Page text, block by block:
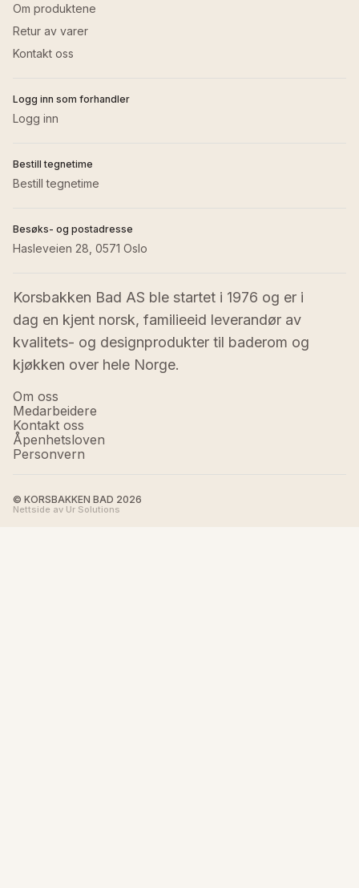
Om produktene
Retur av varer
Kontakt oss
Logg inn som forhandler
Logg inn
Bestill tegnetime
Bestill tegnetime
Besøks- og postadresse
Hasleveien 28, 0571 Oslo
Korsbakken Bad AS ble startet i 1976 og er i
dag en kjent norsk, familieeid leverandør av
kvalitets- og designprodukter til baderom og
kjøkken over hele Norge.
Om oss
Medarbeidere
Kontakt oss
Åpenhetsloven
Personvern
© KORSBAKKEN BAD 2026
Nettside av Ur Solutions